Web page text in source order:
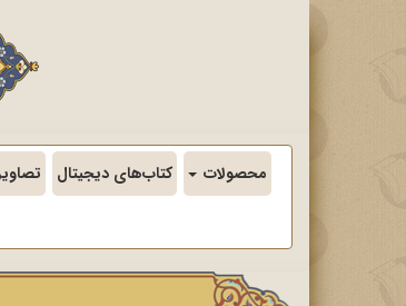
محصولات کتاب‌های دیجیتال